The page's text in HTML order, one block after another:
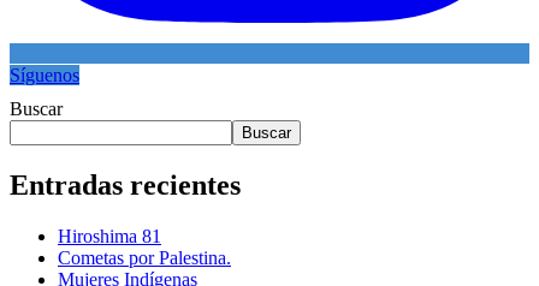
Síguenos
Buscar
Buscar
Entradas recientes
Hiroshima 81
Cometas por Palestina.
Mujeres Indígenas